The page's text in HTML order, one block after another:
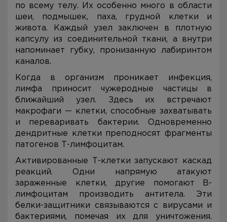
по всему телу. Их особенно много в области
шеи, подмышек, паха, грудной клетки и
живота. Каждый узел заключен в плотную
капсулу из соединительной ткани, а внутри
напоминает губку, пронизанную лабиринтом
каналов.
Когда в организм проникает инфекция,
лимфа приносит чужеродные частицы в
ближайший узел. Здесь их встречают
макрофаги — клетки, способные захватывать
и переваривать бактерии. Одновременно
дендритные клетки преподносят фрагменты
патогенов Т-лимфоцитам.
Активированные Т-клетки запускают каскад
реакций. Одни напрямую атакуют
зараженные клетки, другие помогают В-
лимфоцитам производить антитела. Эти
белки-защитники связываются с вирусами и
бактериями, помечая их для уничтожения.